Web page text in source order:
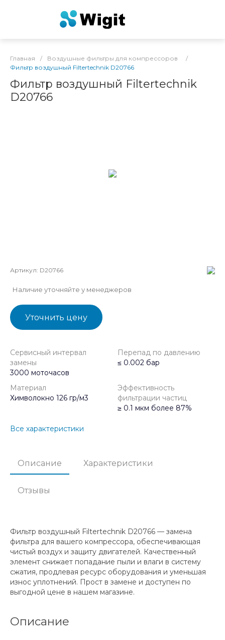
Главная / Воздушные фильтры для компрессоров
/
Фильтр воздушный Filtertechnik D20766
Фильтр воздушный Filtertechnik
D20766
Артикул: D20766
Наличие уточняйте у менеджеров
Уточнить цену
Сервисный интервал
замены
3000 моточасов
Перепад по давлению
≤ 0.002 бар
Материал
Химволокно 126 гр/м3
Эффективность
фильтрации частиц
≥ 0.1 мкм более 87%
Все характеристики
Описание Характеристики
Отзывы
Фильтр воздушный Filtertechnik D20766 — замена
фильтра для вашего компрессора, обеспечивающая
чистый воздух и защиту двигателей. Качественный
элемент снижает попадание пыли и влаги в систему
сжатия, продлевая ресурс оборудования и уменьшая
износ уплотнений. Прост в замене и доступен по
выгодной цене в нашем магазине.
Описание